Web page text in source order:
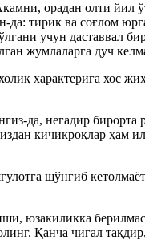
орадан олти йил
тирик ва соғлом
учун даставвал
жумлаларга дуч
характерига хос
да, негадир
кичикроқлар ҳам
шўнғиб
юзакиликка
Қанча чигал